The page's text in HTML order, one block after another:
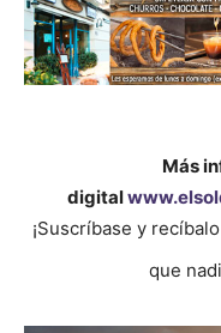
Más
digital
¡Suscríbase y
que